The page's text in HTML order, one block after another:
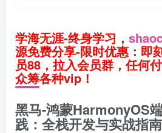
学海无涯-终身学习，
源免费分享-限时优惠：即
员88，拉入会员群，任何
众筹各种vip！
黑马-鸿蒙HarmonyOS
践：全栈开发与实战指南